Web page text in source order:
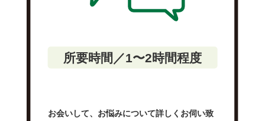
所要時間／1〜2時間程度
お会いして、お悩みについて詳しくお伺い致